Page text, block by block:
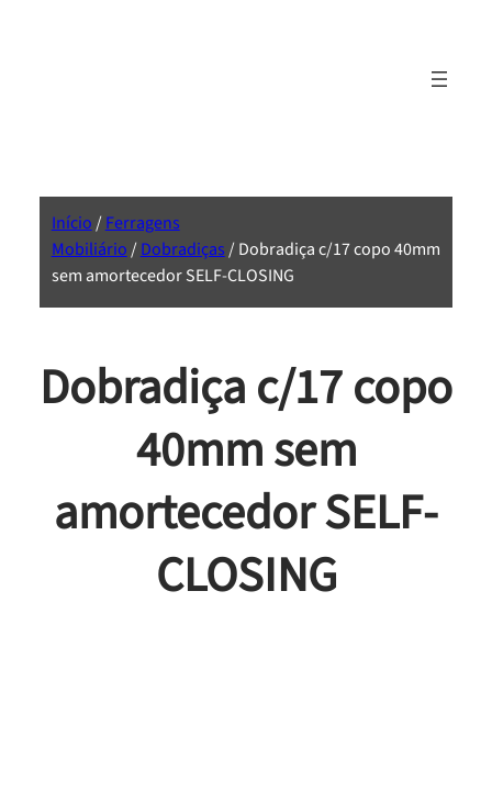
Início/Ferragens
Mobiliário/Dobradiças/ Dobradiça c/17 copo 40mm
sem amortecedor SELF-CLOSING
Dobradiça c/17 copo
40mm sem
amortecedor SELF-
CLOSING